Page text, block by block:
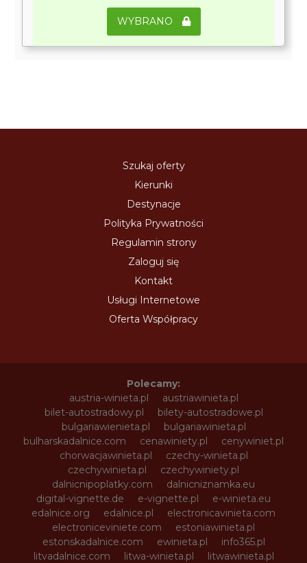
WYBRANO
Szukaj oferty
Kierunki
Destynacje
Polityka Prywatności
Regulamin strony
Zaloguj się
Kontakt
Usługi Internetowe
Oferta Współpracy
Polecamy:
austria-winieta.pl
austriawinieta.pl
bilet-autostradowy.pl
bilety-autostradowe.pl
bulgariawienieta.pl
bulgariawinieta.pl
bulharskadalnice.com
cenawiniety.pl
cenywiniet.pl
chorwacjawinieta.pl
czechy-winieta.pl
czechywinieta.pl
czechywiniety.pl
dalnicnipoplatky.com
dalnicniznamka.eu
digital-vignette.de
e-vignette.pl
e-winieta.eu
edalnice.org
edalnice.pl
electronicavinieta.com
electroniceviniete.com
estoniawinieta.pl
estonskadalnice.com
ewinieta.pl
info365.pl
litvadalnice.com
litwa-winieta.pl
litwawinieta.pl